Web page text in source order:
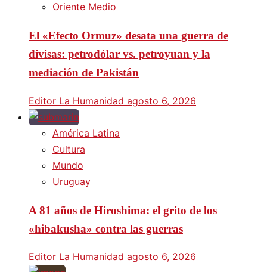
Oriente Medio
El «Efecto Ormuz» desata una guerra de
divisas: petrodólar vs. petroyuan y la
mediación de Pakistán
Editor La Humanidad agosto 6, 2026
América Latina
Cultura
Mundo
Uruguay
A 81 años de Hiroshima: el grito de los
«hibakusha» contra las guerras
Editor La Humanidad agosto 6, 2026